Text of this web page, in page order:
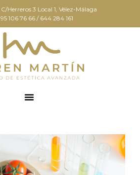
C/Herreros 3 Local 1, Vélez-Málaga
95 106 76 66 / 644 284 161